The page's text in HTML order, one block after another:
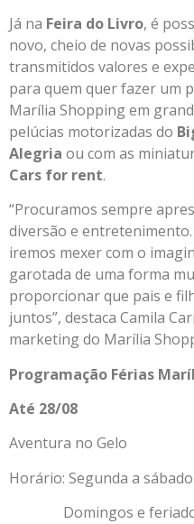
Já na Feira do Livro, é
novo, cheio de novas
transmitidos valores e
para quem quer fazer um
Marília Shopping em
pelúcias motorizadas do
Alegria ou com as
Cars for rent.
“Procuramos sempre
diversão e
iremos mexer com o
garotada de uma forma
proporcionar que pais e
juntos”, destaca Camila
marketing do Marília
Programação Férias
Até 28/08
Aventura no Gelo
Horário: Segunda a
Domingos e feriados